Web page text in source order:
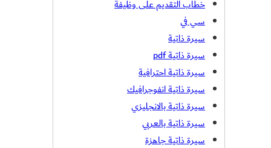
خطاب التقديم على وظيفة
سي في
سيرة ذاتية
سيرة ذاتية pdf
سيرة ذاتية احترافية
سيرة ذاتية انفوجرافيك
سيرة ذاتية بالانجليزي
سيرة ذاتية بالعربي
سيرة ذاتية جاهزة